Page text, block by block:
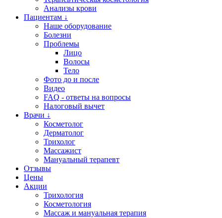
Анализы крови
Пациентам ↓
Наше оборудование
Болезни
Проблемы
Лицо
Волосы
Тело
Фото до и после
Видео
FAQ - ответы на вопросы
Налоговый вычет
Врачи ↓
Косметолог
Дерматолог
Трихолог
Массажист
Мануальный терапевт
Отзывы
Цены
Акции
Трихология
Косметология
Массаж и мануальная терапия